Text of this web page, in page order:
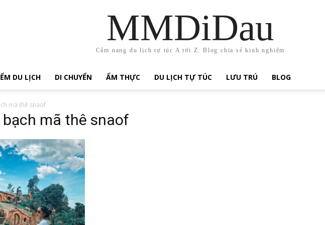
MMDiDau
Cẩm nang du lịch tự túc A tới Z: Blog chia sẻ kinh nghiệm
DU LỊCH DI CHUYỂN ẨM THỰC DU LỊCH TỰ TÚC LƯU TRÚ BLOG
mã thê snaof
bạch mã thê snaof